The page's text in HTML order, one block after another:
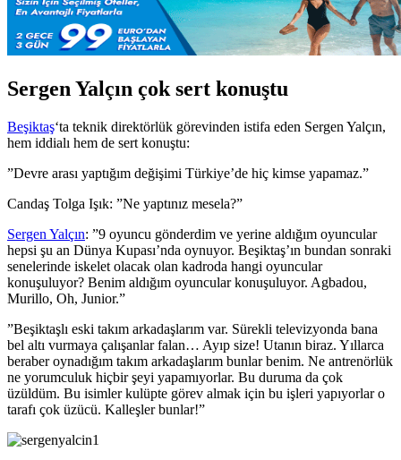
Sergen Yalçın çok sert konuştu
Beşiktaş‘ta teknik direktörlük görevinden istifa eden Sergen Yalçın,
hem iddialı hem de sert konuştu:
”Devre arası yaptığım değişimi Türkiye’de hiç kimse yapamaz.”
Candaş Tolga Işık: ”Ne yaptınız mesela?”
Sergen Yalçın: ”9 oyuncu gönderdim ve yerine aldığım oyuncular
hepsi şu an Dünya Kupası’nda oynuyor. Beşiktaş’ın bundan sonraki
senelerinde iskelet olacak olan kadroda hangi oyuncular
konuşuluyor? Benim aldığım oyuncular konuşuluyor. Agbadou,
Murillo, Oh, Junior.”
”Beşiktaşlı eski takım arkadaşlarım var. Sürekli televizyonda bana
bel altı vurmaya çalışanlar falan… Ayıp size! Utanın biraz. Yıllarca
beraber oynadığım takım arkadaşlarım bunlar benim. Ne antrenörlük
ne yorumculuk hiçbir şeyi yapamıyorlar. Bu duruma da çok
üzüldüm. Bu isimler kulüpte görev almak için bu işleri yapıyorlar o
tarafı çok üzücü. Kalleşler bunlar!”